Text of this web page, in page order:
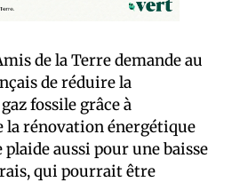
de la Terre demande au
de réduire la
fossile grâce à
la rénovation énergétique
aussi pour une baisse
qui pourrait être